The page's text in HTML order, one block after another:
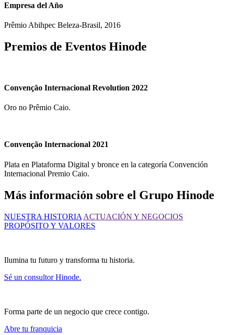
Empresa del Año
Prêmio Abihpec Beleza-Brasil, 2016
Premios de Eventos Hinode
Convenção Internacional Revolution 2022
Oro no Prêmio Caio.
Convenção Internacional 2021
Plata en Plataforma Digital y bronce en la categoría Convención
Internacional Premio Caio.
Más información sobre el Grupo Hinode
NUESTRA HISTORIA ACTUACIÓN Y NEGOCIOS
PROPÓSITO Y VALORES
Ilumina tu futuro y transforma tu historia.
Sé un consultor Hinode.
Forma parte de un negocio que crece contigo.
Abre tu franquicia